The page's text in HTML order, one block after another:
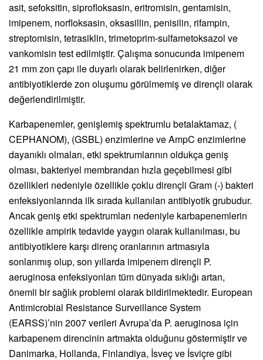
asit, sefoksitin, siprofloksasin, eritromisin, gentamisin,
imipenem, norfloksasin, oksasillin, penisilin, rifampin,
streptomisin, tetrasiklin, trimetoprim-sulfametoksazol ve
vankomisin test edilmiştir. Çalışma sonucunda imipenem
21 mm zon çapı ile duyarlı olarak belirlenirken, diğer
antibiyotiklerde zon oluşumu görülmemiş ve dirençli olarak
değerlendirilmiştir.
Karbapenemler, genişlemiş spektrumlu betalaktamaz, (
CEPHANOM), (GSBL) enzimlerine ve AmpC enzimlerine
dayanıklı olmaları, etki spektrumlarının oldukça geniş
olması, bakteriyel membrandan hızla geçebilmesi gibi
özellikleri nedeniyle özellikle çoklu dirençli Gram (-) bakteri
enfeksiyonlarında ilk sırada kullanılan antibiyotik grubudur.
Ancak geniş etki spektrumları nedeniyle karbapenemlerin
özellikle ampirik tedavide yaygın olarak kullanılması, bu
antibiyotiklere karşı direnç oranlarının artmasıyla
sonlanmış olup, son yıllarda imipenem dirençli P.
aeruginosa enfeksiyonları tüm dünyada sıklığı artan,
önemli bir sağlık problemi olarak bildirilmektedir. European
Antimicrobial Resistance Surveillance System
(EARSS)’nin 2007 verileri Avrupa’da P. aeruginosa için
karbapenem direncinin artmakta olduğunu göstermiştir ve
Danimarka, Hollanda, Finlandiya, İsveç ve İsviçre gibi